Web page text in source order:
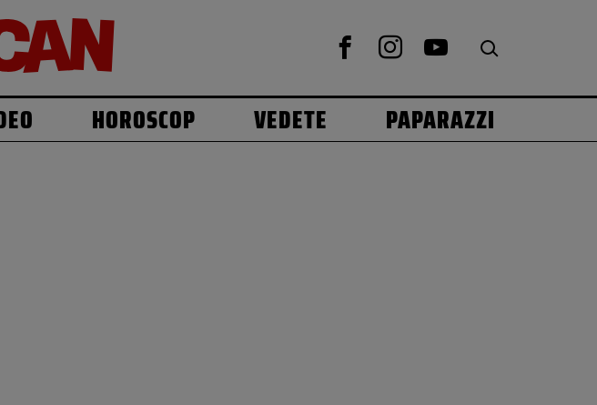
HOROSCOP VEDETE PAPARAZZI